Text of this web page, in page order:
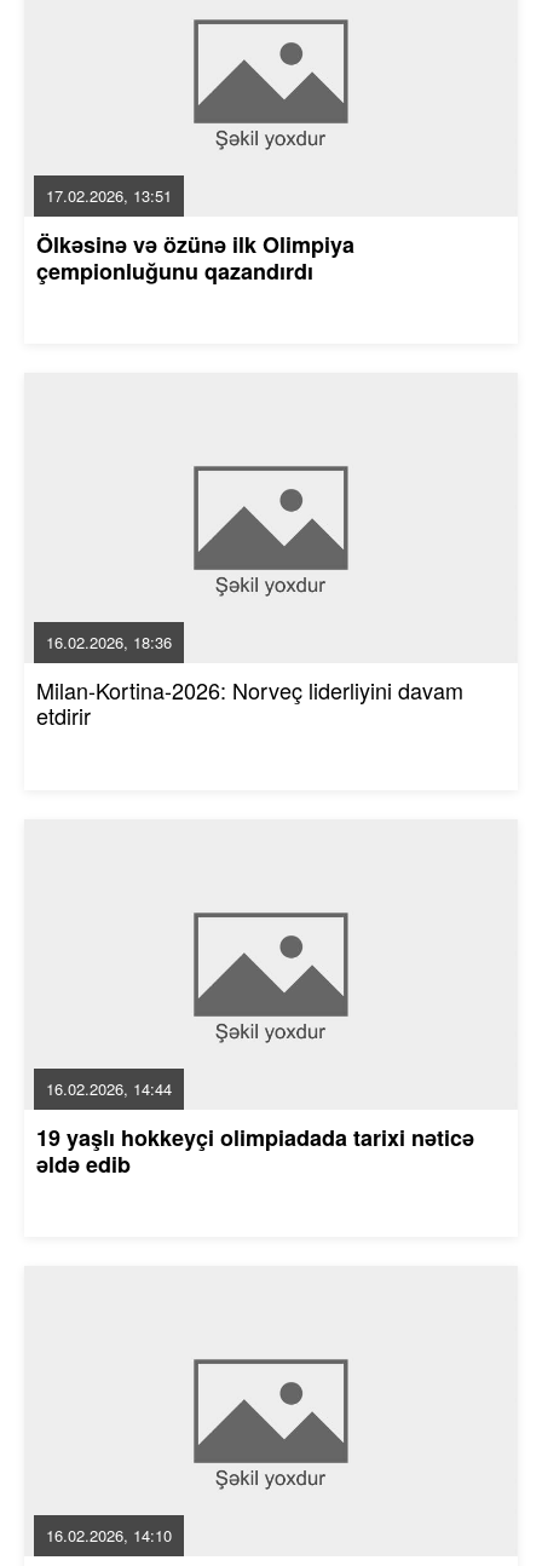
17.02.2026, 13:51
Ölkəsinə və özünə ilk Olimpiya
çempionluğunu qazandırdı
16.02.2026, 18:36
Milan-Kortina-2026: Norveç liderliyini davam
etdirir
16.02.2026, 14:44
19 yaşlı hokkeyçi olimpiadada tarixi nəticə
əldə edib
16.02.2026, 14:10